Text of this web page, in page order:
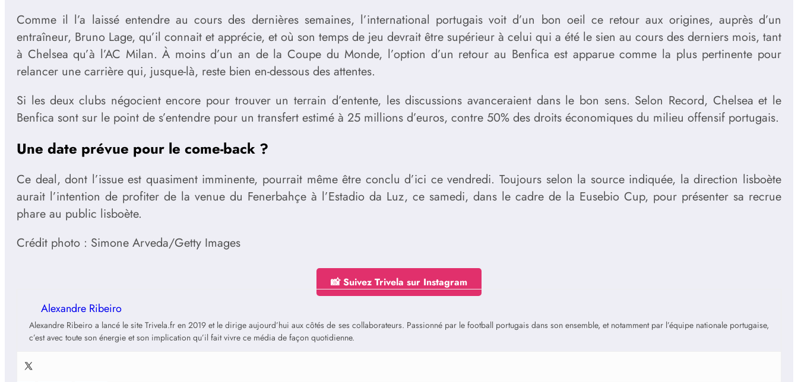
Comme il l’a laissé entendre au cours des dernières semaines, l’international portugais voit d’un bon oeil ce retour aux origines, auprès d’un
entraîneur, Bruno Lage, qu’il connait et apprécie, et où son temps de jeu devrait être supérieur à celui qui a été le sien au cours des derniers mois, tant
à Chelsea qu’à l’AC Milan. À moins d’un an de la Coupe du Monde, l’option d’un retour au Benfica est apparue comme la plus pertinente pour
relancer une carrière qui, jusque-là, reste bien en-dessous des attentes.
Si les deux clubs négocient encore pour trouver un terrain d’entente, les discussions avanceraient dans le bon sens. Selon Record, Chelsea et le
Benfica sont sur le point de s’entendre pour un transfert estimé à 25 millions d’euros, contre 50% des droits économiques du milieu offensif portugais.
Une date prévue pour le come-back ?
Ce deal, dont l’issue est quasiment imminente, pourrait même être conclu d’ici ce vendredi. Toujours selon la source indiquée, la direction lisboète
aurait l’intention de profiter de la venue du Fenerbahçe à l’Estadio da Luz, ce samedi, dans le cadre de la Eusebio Cup, pour présenter sa recrue
phare au public lisboète.
Crédit photo : Simone Arveda/Getty Images
📸 Suivez Trivela sur Instagram
Alexandre Ribeiro
Alexandre Ribeiro a lancé le site Trivela.fr en 2019 et le dirige aujourd’hui aux côtés de ses collaborateurs. Passionné par le football portugais dans son ensemble, et notamment par l’équipe nationale portugaise,
c’est avec toute son énergie et son implication qu’il fait vivre ce média de façon quotidienne.